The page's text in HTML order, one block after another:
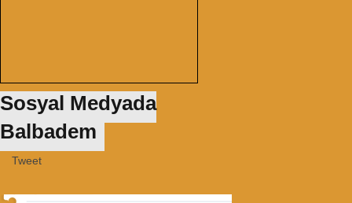
Sosyal Medyada
Balbadem
Tweet